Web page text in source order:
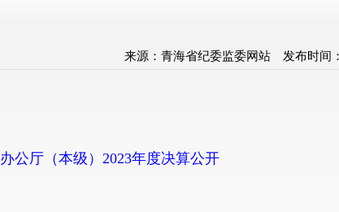
来源： 青海省纪委监委网站发布时间：
公厅（本级）2023年度决算公开